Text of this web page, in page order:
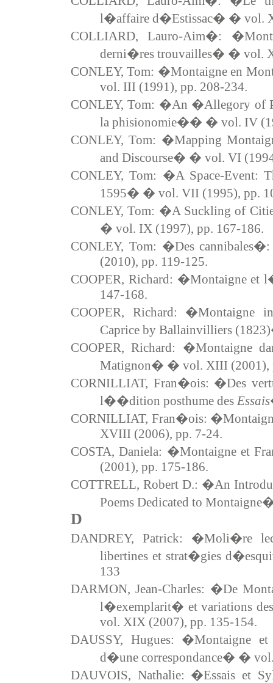
l�affaire d�Estissac� � vol.
COLLIARD, Lauro-Aim�:
derni�res trouvailles� � vol.
CONLEY, Tom: �Montaigne en
vol. III (1991), pp. 208-234.
CONLEY, Tom: �An �Allegory of
la phisionomie�� � vol. IV
CONLEY, Tom: �Mapping
and Discourse� � vol. VI
CONLEY, Tom: �A Space-
1595� � vol. VII (1995), pp.
CONLEY, Tom: �A Suckling of
� vol. IX (1997), pp. 167-186.
CONLEY, Tom: �Des
(2010), pp. 119-125.
COOPER, Richard: �Montaigne
147-168.
COOPER, Richard: �Montaigne
Caprice by Ballainvilliers
COOPER, Richard: �Montaigne
Matignon� � vol. XIII (2001),
CORNILLIAT, Fran�ois: �Des
l��dition posthume des Essais
CORNILLIAT, Fran�ois:
XVIII (2006), pp. 7-24.
COSTA, Daniela: �Montaigne et
(2001), pp. 175-186.
COTTRELL, Robert D.: �An
Poems Dedicated to
D
DANDREY, Patrick: �Moli�re
libertines et strat�gies
133
DARMON, Jean-Charles: �De
l�exemplarit� et variations
vol. XIX (2007), pp. 135-154.
DAUSSY, Hugues: �Montaigne
d�une correspondance� �
DAUVOIS, Nathalie: �Essais et